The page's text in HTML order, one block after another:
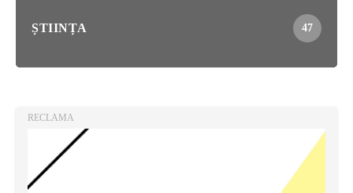
ȘTIINȚA 47
RECLAMA